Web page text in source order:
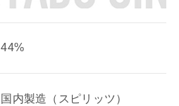
44%
国内製造（スピリッツ）